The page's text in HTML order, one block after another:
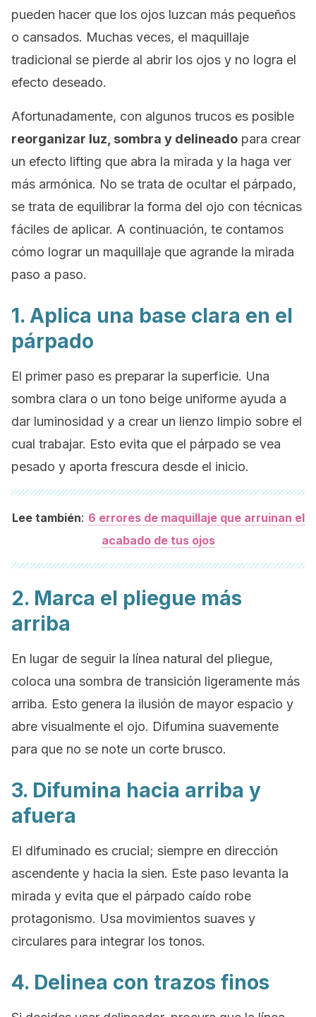
pueden hacer que los ojos luzcan más pequeños
o cansados. Muchas veces, el maquillaje
tradicional se pierde al abrir los ojos y no logra el
efecto deseado.
Afortunadamente, con algunos trucos es posible
reorganizar luz, sombra y delineado para crear
un efecto lifting que abra la mirada y la haga ver
más armónica. No se trata de ocultar el párpado,
se trata de equilibrar la forma del ojo con técnicas
fáciles de aplicar. A continuación, te contamos
cómo lograr un maquillaje que agrande la mirada
paso a paso.
1. Aplica una base clara en el
párpado
El primer paso es preparar la superficie. Una
sombra clara o un tono beige uniforme ayuda a
dar luminosidad y a crear un lienzo limpio sobre el
cual trabajar. Esto evita que el párpado se vea
pesado y aporta frescura desde el inicio.
Lee también: 6 errores de maquillaje que arruinan el
acabado de tus ojos
2. Marca el pliegue más
arriba
En lugar de seguir la línea natural del pliegue,
coloca una sombra de transición ligeramente más
arriba. Esto genera la ilusión de mayor espacio y
abre visualmente el ojo. Difumina suavemente
para que no se note un corte brusco.
3. Difumina hacia arriba y
afuera
El difuminado es crucial; siempre en dirección
ascendente y hacia la sien. Este paso levanta la
mirada y evita que el párpado caído robe
protagonismo. Usa movimientos suaves y
circulares para integrar los tonos.
4. Delinea con trazos finos